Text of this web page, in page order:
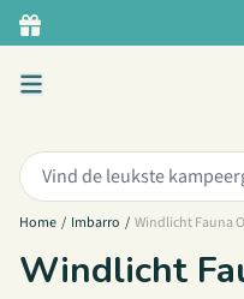
Ga naar de inhoud
Zoeken:
Home / Imbarro / Windlicht Fauna
Windlicht